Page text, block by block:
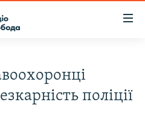
поліції